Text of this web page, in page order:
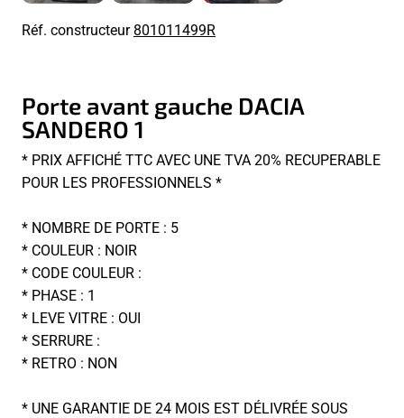
Réf. constructeur801011499R
Porte avant gauche DACIA
SANDERO 1
* PRIX AFFICHÉ TTC AVEC UNE TVA 20% RECUPERABLE
POUR LES PROFESSIONNELS *
* NOMBRE DE PORTE : 5
* COULEUR : NOIR
* CODE COULEUR :
* PHASE : 1
* LEVE VITRE : OUI
* SERRURE :
* RETRO : NON
* UNE GARANTIE DE 24 MOIS EST DÉLIVRÉE SOUS